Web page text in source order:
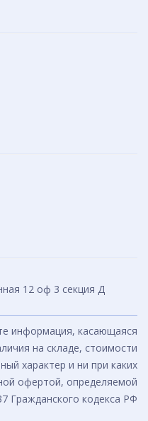
12 оф 3 секция Д
информация, касающаяся
на складе, стоимости
характер и ни при каких
офертой, определяемой
Гражданского кодекса РФ